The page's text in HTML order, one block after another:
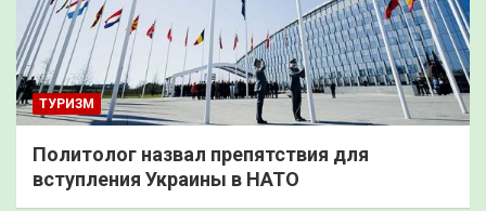
ТУРИЗМ
Политолог назвал препятствия для
вступления Украины в НАТО